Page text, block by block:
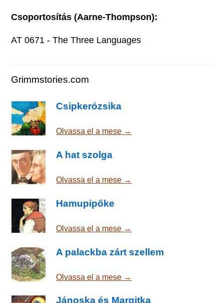
Csoportosítás (Aarne-Thompson):
AT 0671 - The Three Languages
Grimmstories.com
Csipkerózsika
Olvassa el a mese →
A hat szolga
Olvassa el a mese →
Hamupipőke
Olvassa el a mese →
A palackba zárt szellem
Olvassa el a mese →
Jánoska és Margitka